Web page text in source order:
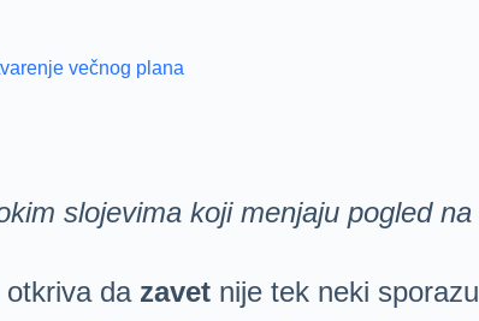
večnog plana
slojevima koji menjaju pogled
da zavet nije tek neki